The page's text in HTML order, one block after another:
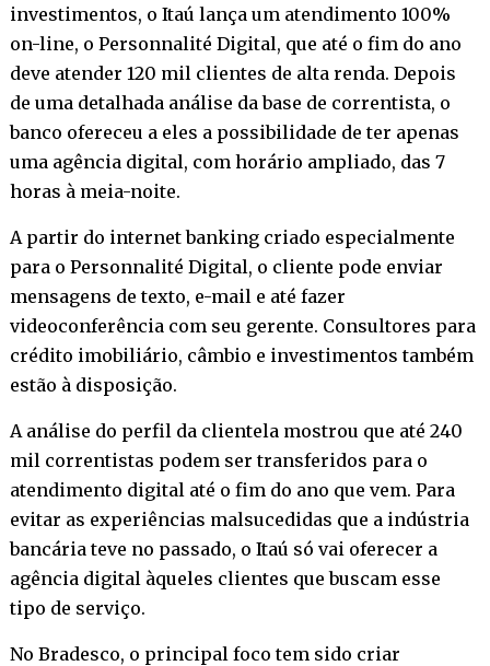
investimentos, o Itaú lança um atendimento 100%
on-line, o Personnalité Digital, que até o fim do ano
deve atender 120 mil clientes de alta renda. Depois
de uma detalhada análise da base de correntista, o
banco ofereceu a eles a possibilidade de ter apenas
uma agência digital, com horário ampliado, das 7
horas à meia-noite.
A partir do internet banking criado especialmente
para o Personnalité Digital, o cliente pode enviar
mensagens de texto, e-mail e até fazer
videoconferência com seu gerente. Consultores para
crédito imobiliário, câmbio e investimentos também
estão à disposição.
A análise do perfil da clientela mostrou que até 240
mil correntistas podem ser transferidos para o
atendimento digital até o fim do ano que vem. Para
evitar as experiências malsucedidas que a indústria
bancária teve no passado, o Itaú só vai oferecer a
agência digital àqueles clientes que buscam esse
tipo de serviço.
No Bradesco, o principal foco tem sido criar